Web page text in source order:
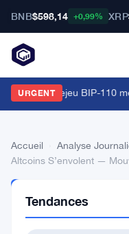
BNB$598,14 +0,99% XRP
URGENTde rejeu BIP-110
Accueil Analyse
Altcoins S’envolent —
JOURNALIÈRE
Tendances